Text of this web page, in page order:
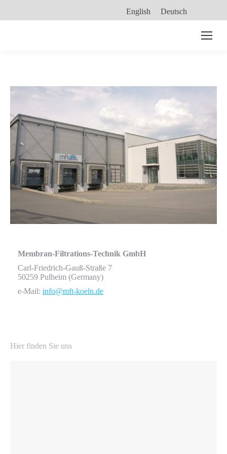
English Deutsch
Membran-Filtrations-Technik GmbH
Carl-Friedrich-Gauß-Straße 7
50259 Pulheim (Germany)
e-Mail: info@mft-koeln.de
Hier finden Sie uns